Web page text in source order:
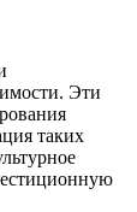
Эти
таких